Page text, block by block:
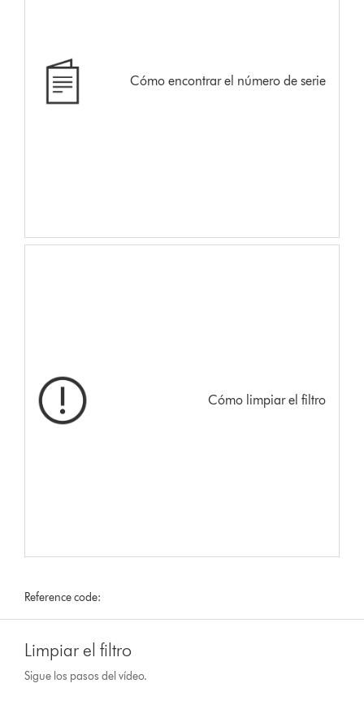
Cómo encontrar el número de serie
Cómo limpiar el filtro
Reference code:
Limpiar el filtro
Sigue los pasos del vídeo.